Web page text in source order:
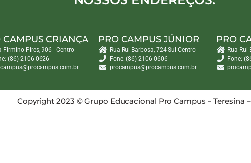
CAMPUS CRIANÇA
Firmino Pires, 906 - Centro
(86) 2106-0626
PRO CAMPUS JÚNIOR
Rua Rui Barbosa, 724 Sul Centro
Fone: (86) 2106-0606
procampus@procampus.com.br
PRO
Rua Rui
Fone:
Copyright 2023 © Grupo Educacional Pro Campus – Teresina